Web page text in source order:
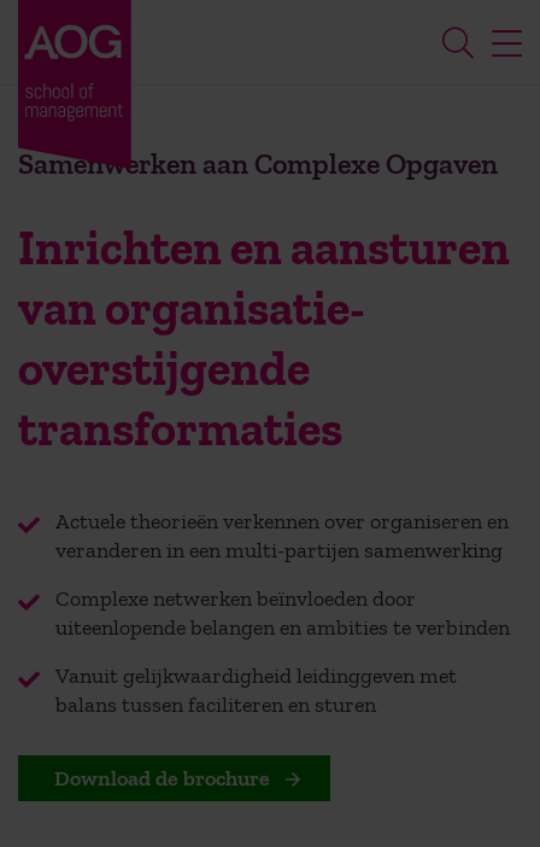
Samenwerken aan Complexe Opgaven
Inrichten en aansturen
van organisatie-
overstijgende
transformaties
Actuele theorieën verkennen over organiseren en
veranderen in een multi-partijen samenwerking
Complexe netwerken beïnvloeden door
uiteenlopende belangen en ambities te verbinden
Vanuit gelijkwaardigheid leidinggeven met
balans tussen faciliteren en sturen
Download de brochure